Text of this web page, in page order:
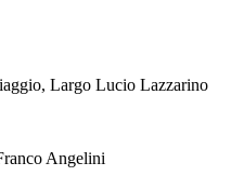
Largo Lucio Lazzarino
Angelini